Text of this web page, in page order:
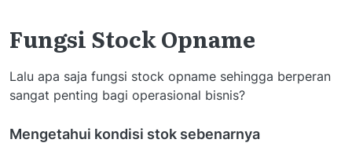
Fungsi Stock Opname
Lalu apa saja fungsi stock opname sehingga berperan
sangat penting bagi operasional bisnis?
Mengetahui kondisi stok sebenarnya